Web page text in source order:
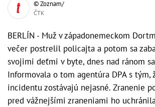
© Zoznam/
ČTK
BERLÍN - Muž v západonemeckom
večer postrelil policajta a potom sa
svojimi deťmi v byte, dnes nad ránom
Informovala o tom agentúra DPA s tým,
incidentu zostávajú nejasné. Zranenie
pred vážnejšími zraneniami ho